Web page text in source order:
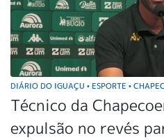
DIÁRIO DO IGUAÇU • ESPORTE •
Técnico da
expulsão no revés